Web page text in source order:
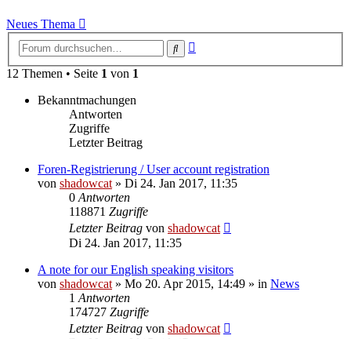
Neues Thema
Suche
12 Themen • Seite 1 von 1
Bekanntmachungen
Antworten
Zugriffe
Letzter Beitrag
Foren-Registrierung / User account registration
von shadowcat » Di 24. Jan 2017, 11:35
0 Antworten
118871 Zugriffe
Letzter Beitrag von shadowcat
Di 24. Jan 2017, 11:35
A note for our English speaking visitors
von shadowcat » Mo 20. Apr 2015, 14:49 » in News
1 Antworten
174727 Zugriffe
Letzter Beitrag von shadowcat